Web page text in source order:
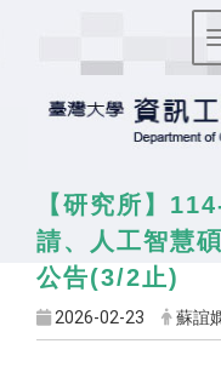
【研究所】
請、人工智慧
公告(3/2 止)
2026-02-23 蘇誼